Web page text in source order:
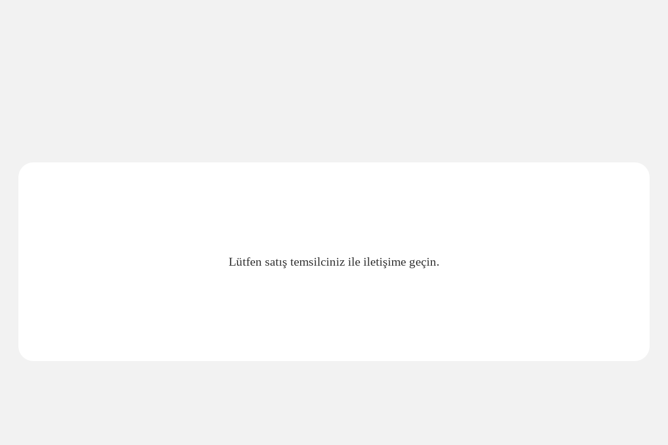
Lütfen satış temsilciniz ile iletişime geçin.